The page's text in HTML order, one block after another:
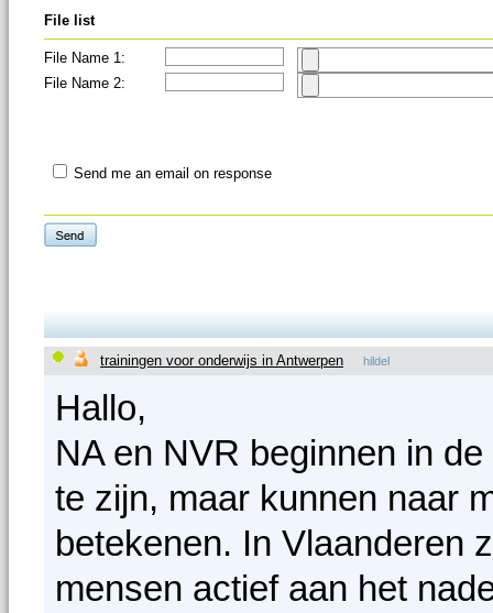
File list
File Name 1:
File Name 2:
Send me an email on response
trainingen voor onderwijs in Antwerpen hildel
Hallo,
NA en NVR beginnen in
te zijn, maar kunnen naar
betekenen. In Vlaanderen
mensen actief aan het